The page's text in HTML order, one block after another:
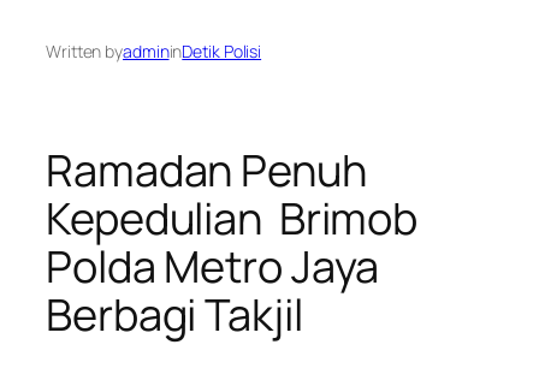
Written byadmininDetik Polisi
Ramadan Penuh
Kepedulian Brimob
Polda Metro Jaya
Berbagi Takjil